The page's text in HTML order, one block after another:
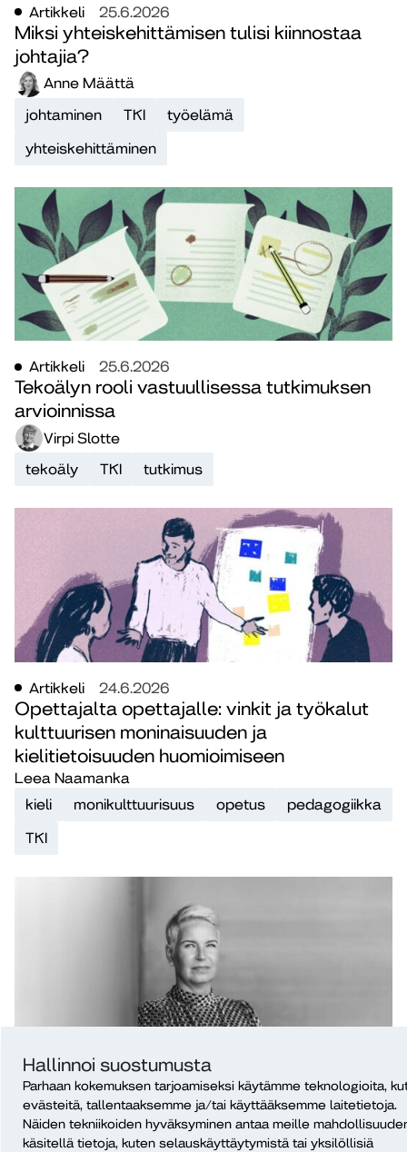
Hallinnoi suostumusta
Parhaan kokemuksen tarjoamiseksi käytämme teknologioita,
evästeitä, tallentaaksemme ja/tai käyttääksemme laitetietoja.
Näiden tekniikoiden hyväksyminen antaa meille
käsitellä tietoja, kuten selauskäyttäytymistä tai yksilöllisiä
Artikkeli 25.6.2026
Miksi yhteiskehittämisen tulisi kiinnostaa
johtajia?
Anne Määttä
johtaminen
TKI
työelämä
yhteiskehittäminen
Artikkeli 25.6.2026
Tekoälyn rooli vastuullisessa tutkimuksen
arvioinnissa
Virpi Slotte
tekoäly
TKI tutkimus
Artikkeli 24.6.2026
Opettajalta opettajalle: vinkit ja työkalut
kulttuurisen moninaisuuden ja
kielitietoisuuden huomioimiseen
Leea Naamanka
kieli
monikulttuurisuus opetus
pedagogiikka
TKI
Rehtorin kulma 23.6.2026
Näkökulmia ammatilliseen
tohtorikoulutukseen